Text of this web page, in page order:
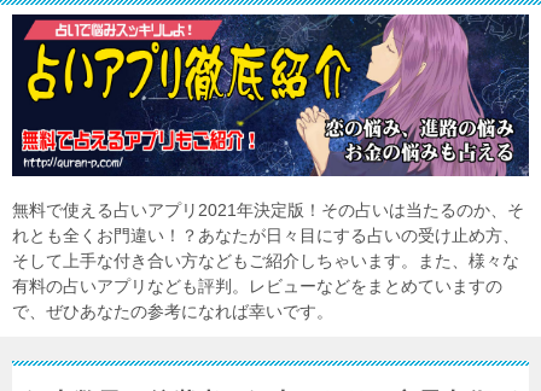
無料で使える占いアプリ2021年決定版！その占いは当たるのか、そ
れとも全くお門違い！？あなたが日々目にする占いの受け止め方、
そして上手な付き合い方などもご紹介しちゃいます。また、様々な
有料の占いアプリなども評判。レビューなどをまとめていますの
で、ぜひあなたの参考になれば幸いです。